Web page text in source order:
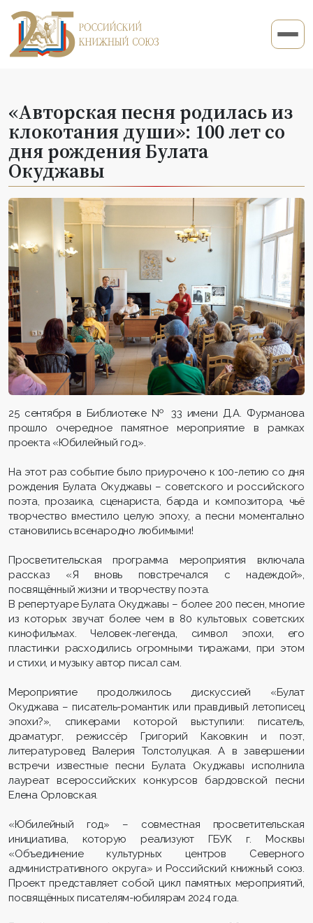
«Авторская песня родилась из
клокотания души»: 100 лет со
дня рождения Булата
Окуджавы
25 сентября в Библиотеке № 33 имени Д.А. Фурманова
прошло очередное памятное мероприятие в рамках
проекта «Юбилейный год».
На этот раз событие было приурочено к 100-летию со дня
рождения Булата Окуджавы – советского и российского
поэта, прозаика, сценариста, барда и композитора, чьё
творчество вместило целую эпоху, а песни моментально
становились всенародно любимыми!
Просветительская программа мероприятия включала
рассказ «Я вновь повстречался с надеждой»,
посвящённый жизни и творчеству поэта.
В репертуаре Булата Окуджавы – более 200 песен, многие
из которых звучат более чем в 80 культовых советских
кинофильмах. Человек-легенда, символ эпохи, его
пластинки расходились огромными тиражами, при этом
и стихи, и музыку автор писал сам.
Мероприятие продолжилось дискуссией «Булат
Окуджава – писатель-романтик или правдивый летописец
эпохи?», спикерами которой выступили: писатель,
драматург, режиссёр Григорий Каковкин и поэт,
литературовед Валерия Толстолуцкая. А в завершении
встречи известные песни Булата Окуджавы исполнила
лауреат всероссийских конкурсов бардовской песни
Елена Орловская.
«Юбилейный год» – совместная просветительская
инициатива, которую реализуют ГБУК г. Москвы
«Объединение культурных центров Северного
административного округа» и Российский книжный союз.
Проект представляет собой цикл памятных мероприятий,
посвящённых писателям-юбилярам 2024 года.